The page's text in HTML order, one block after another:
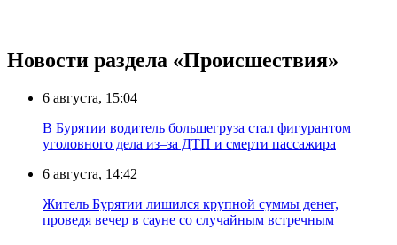
Новости раздела «Происшествия»
6 августа, 15:04
В Бурятии водитель большегруза стал фигурантом
уголовного дела из–за ДТП и смерти пассажира
6 августа, 14:42
Житель Бурятии лишился крупной суммы денег,
проведя вечер в сауне со случайным встречным